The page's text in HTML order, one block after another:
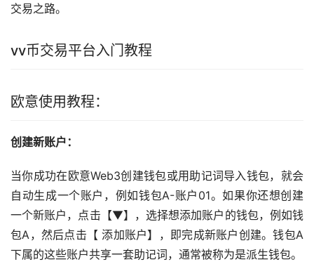
交易之路。
vv币交易平台入门教程
欧意使用教程：
创建新账户：
当你成功在欧意Web3创建钱包或用助记词导入钱包，就会
自动生成一个账户，例如钱包A-账户01。如果你还想创建
一个新账户，点击【▼】，选择想添加账户的钱包，例如钱
包A，然后点击【 添加账户】，即完成新账户创建。钱包A
下属的这些账户共享一套助记词，通常被称为是派生钱包。